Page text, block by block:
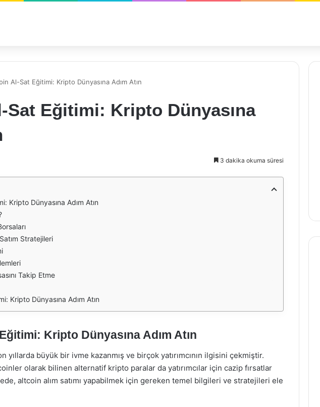
Al-Sat Eğitimi: Kripto Dünyasına Adım Atın
Eğitimi: Kripto Dünyasına
3 dakika okuma süresi
Kripto Dünyasına Adım Atın
Stratejileri
Takip Etme
Kripto Dünyasına Adım Atın
Kripto Dünyasına Adım Atın
yıllarda büyük bir ivme kazanmış ve birçok yatırımcının ilgisini çekmiştir.
olarak bilinen alternatif kripto paralar da yatırımcılar için cazip fırsatlar
altcoin alım satımı yapabilmek için gereken temel bilgileri ve stratejileri ele